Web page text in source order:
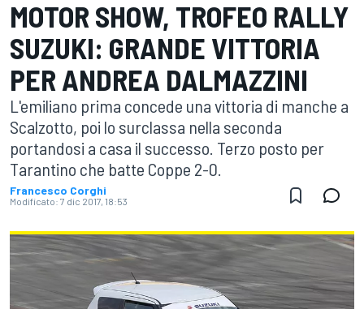
MOTOR SHOW, TROFEO RALLY
SUZUKI: GRANDE VITTORIA
PER ANDREA DALMAZZINI
L'emiliano prima concede una vittoria di manche a
Scalzotto, poi lo surclassa nella seconda
portandosi a casa il successo. Terzo posto per
Tarantino che batte Coppe 2-0.
Francesco Corghi
Modificato: 7 dic 2017, 18:53